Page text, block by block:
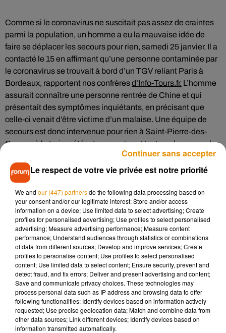
Comme si le coronavirus ne suscitait pas assez de craintes
parmi la population, un homme a eu la mauvaise idée de
faire se déplacer les secours pour rien, samedi 25 janvier. Il a
contacté le 15 en affirmant qu’une personne contaminée par
le coronavirus se trouvait à bord d’un TGV reliant Paris à
Bordeaux, rapportent nos confrèresd’Info-Tours.fr. L’homme
assurait connaître une personne rentrée de Chine et qui
présentait des symptômes inquiétants, en précisant que
celle-ci venait d’être victime d’un malaise. Une équipe de
secours est donc intervenue pour rien à Saint-Pierre-des-
Corps, où le train a été retenu en gare. L’auteur de ce canular,
qui présenterait des troubles psychiatriques, a été interpellé
et placé en garde à vue. Il devrait comparaitre d’ici la fin de la
semaine devant la justice.
A Orléans, une fausse information circule également sur les
réseaux sociaux. Reprenant la police d'écriture deLa
République du Centre, l’image, qui comporte des fautes
d’orthographe grossières, indique que 3 personnes seraient
hospitalisées au centre hospitalier régional d’Orléans en
raison du coronavirus. Là aussi, il s’agit d’un canular.
Musique
Le respect de votre vie privée est notre priorité
We and our (447) partnersdo the following data processing based on
your consent and/or our legitimate interest: Store and/or access
information on a device; Use limited data to select advertising; Create
profiles for personalised advertising; Use profiles to select personalised
advertising; Measure advertising performance; Measure content
performance; Understand audiences through statistics or combinations
of data from different sources; Develop and improve services; Create
profiles to personalise content; Use profiles to select personalised
content; Use limited data to select content; Ensure security, prevent and
detect fraud, and fix errors; Deliver and present advertising and content;
Save and communicate privacy choices. These technologies may
process personal data such as IP address and browsing data to offer
following functionalities: Identify devices based on information actively
requested; Use precise geolocation data; Match and combine data from
other data sources; Link different devices; Identify devices based on
information transmitted automatically.
Continuer sans accepter